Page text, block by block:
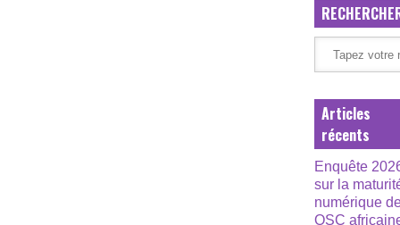
Articles
récents
Enquête
sur la
numérique
OSC